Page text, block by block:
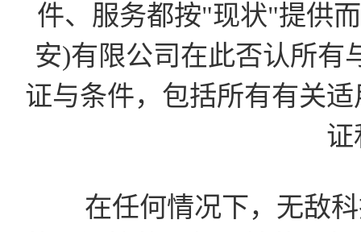
件、服务都按"现状"提供
安)有限公司在此否认所有
证与条件，包括所有有关
证
在任何情况下，无敌科